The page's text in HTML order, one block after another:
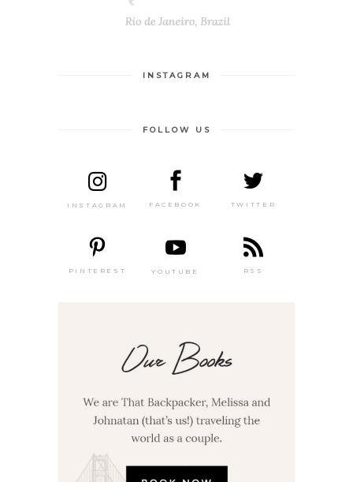
INSTAGRAM
FOLLOW US
INSTAGRAM FACEBOOK TWITTER
PINTEREST YOUTUBE RSS